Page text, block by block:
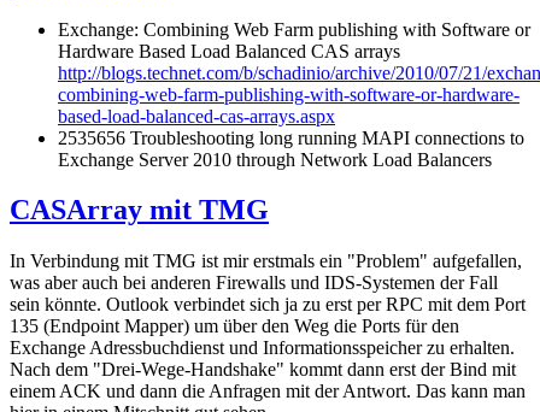
Exchange: Combining Web Farm publishing with Software or
Hardware Based Load Balanced CAS arrays
http://blogs.technet.com/b/schadinio/archive/2010/07/21/
combining-web-farm-publishing-with-software-or-hardware-
based-load-balanced-cas-arrays.aspx
2535656 Troubleshooting long running MAPI connections to
Exchange Server 2010 through Network Load Balancers
CASArray mit TMG
In Verbindung mit TMG ist mir erstmals ein "Problem" aufgefallen,
was aber auch bei anderen Firewalls und IDS-Systemen der Fall
sein könnte. Outlook verbindet sich ja zu erst per RPC mit dem Port
135 (Endpoint Mapper) um über den Weg die Ports für den
Exchange Adressbuchdienst und Informationsspeicher zu erhalten.
Nach dem "Drei-Wege-Handshake" kommt dann erst der Bind mit
einem ACK und dann die Anfragen mit der Antwort. Das kann man